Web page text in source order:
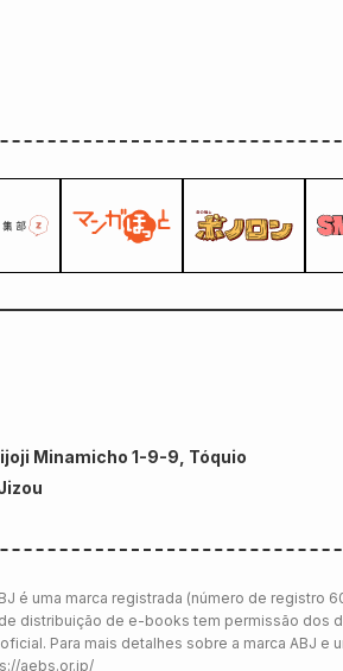
Minamicho 1-9-9, Tóquio
é uma marca registrada (número de registro
distribuição de e-books tem permissão dos
Para mais detalhes sobre a marca ABJ e
aebs.or.jp/